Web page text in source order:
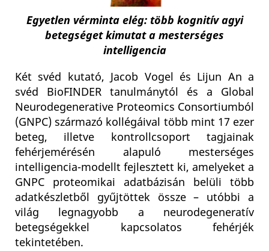
Egyetlen vérminta elég: több kognitív agyi
betegséget kimutat a mesterséges
intelligencia
Két svéd kutató, Jacob Vogel és Lijun An a
svéd BioFINDER tanulmánytól és a Global
Neurodegenerative Proteomics Consortiumból
(GNPC) származó kollégáival több mint 17 ezer
beteg, illetve kontrollcsoport tagjainak
fehérjemérésén alapuló mesterséges
intelligencia-modellt fejlesztett ki, amelyeket a
GNPC proteomikai adatbázisán belüli több
adatkészletből gyűjtöttek össze – utóbbi a
világ legnagyobb a neurodegeneratív
betegségekkel kapcsolatos fehérjék
tekintetében.